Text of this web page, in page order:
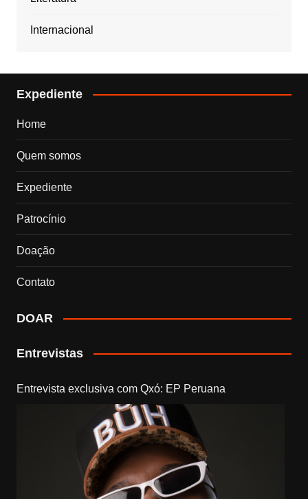
Internacional
Expediente
Home
Quem somos
Expediente
Patrocínio
Doação
Contato
DOAR
Entrevistas
Entrevista exclusiva com Qxó: EP Peruana